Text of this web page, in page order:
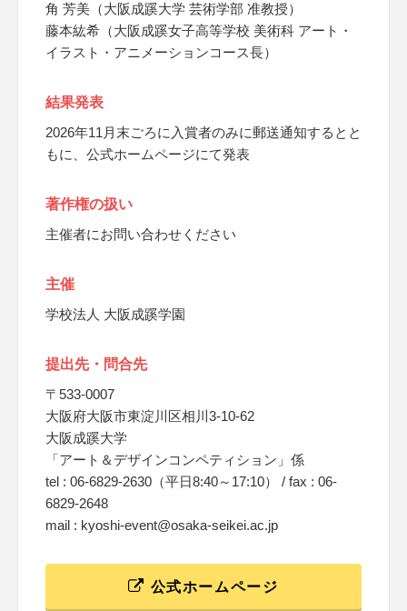
角 芳美（大阪成蹊大学 芸術学部 准教授）
藤本紘希（大阪成蹊女子高等学校 美術科 アート・
イラスト・アニメーションコース長）
結果発表
2026年11月末ごろに入賞者のみに郵送通知するとと
もに、公式ホームページにて発表
著作権の扱い
主催者にお問い合わせください
主催
学校法人 大阪成蹊学園
提出先・問合先
〒533-0007
大阪府大阪市東淀川区相川3-10-62
大阪成蹊大学
「アート＆デザインコンペティション」係
tel : 06-6829-2630（平日8:40～17:10） / fax : 06-
6829-2648
mail : kyoshi-event@osaka-seikei.ac.jp
公式ホームページ